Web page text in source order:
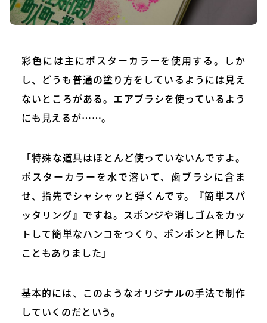
彩色には主にポスターカラーを使用する。しか
し、どうも普通の塗り方をしているようには見え
ないところがある。エアブラシを使っているよう
にも見えるが……。
「特殊な道具はほとんど使っていないんですよ。
ポスターカラーを水で溶いて、歯ブラシに含ま
せ、指先でシャシャッと弾くんです。『簡単スパ
ッタリング』ですね。スポンジや消しゴムをカッ
トして簡単なハンコをつくり、ポンポンと押した
こともありました」
基本的には、このようなオリジナルの手法で制作
していくのだという。